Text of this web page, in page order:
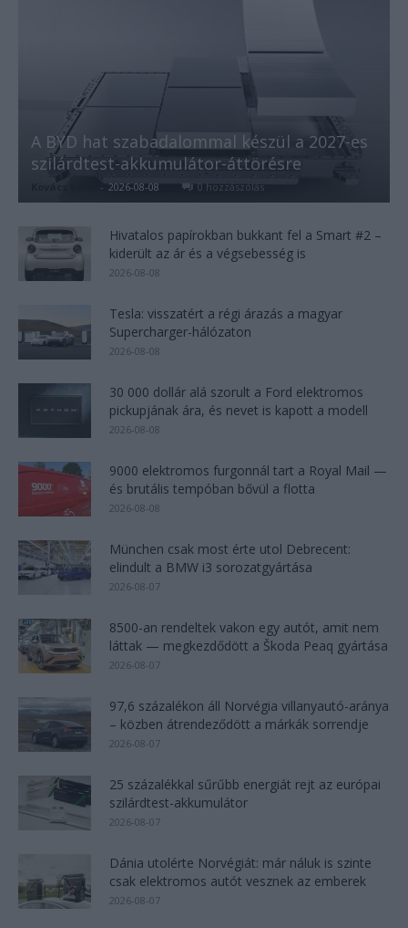
A BYD hat szabadalommal készül a 2027-es
szilárdtest-akkumulátor-áttörésre
- 2026-08-08 0 hozzászólás
Hivatalos papírokban bukkant fel a Smart #2 –
kiderült az ár és a végsebesség is
2026-08-08
Tesla: visszatért a régi árazás a magyar
Supercharger-hálózaton
2026-08-08
30 000 dollár alá szorult a Ford elektromos
pickupjának ára, és nevet is kapott a modell
2026-08-08
9000 elektromos furgonnál tart a Royal Mail —
és brutális tempóban bővül a flotta
2026-08-08
München csak most érte utol Debrecent:
elindult a BMW i3 sorozatgyártása
2026-08-07
8500-an rendeltek vakon egy autót, amit nem
láttak — megkezdődött a Škoda Peaq gyártása
2026-08-07
97,6 százalékon áll Norvégia villanyautó-aránya
– közben átrendeződött a márkák sorrendje
2026-08-07
25 százalékkal sűrűbb energiát rejt az európai
szilárdtest-akkumulátor
2026-08-07
Dánia utolérte Norvégiát: már náluk is szinte
csak elektromos autót vesznek az emberek
2026-08-07